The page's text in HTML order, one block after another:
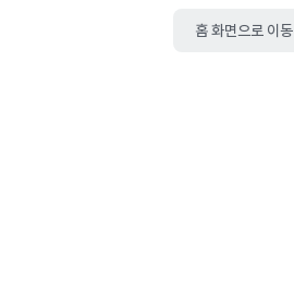
홈 화면으로 이동